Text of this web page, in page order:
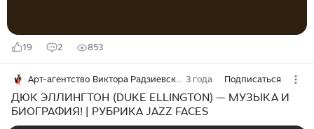
19 2 853
Арт-агентство Виктора Радзиевского 3 года Подписаться
ДЮК ЭЛЛИНГТОН (DUKE ELLINGTON) — МУЗЫКА И
БИОГРАФИЯ! | РУБРИКА JAZZ​ FACES